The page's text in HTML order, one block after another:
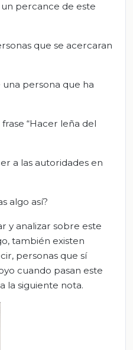
percance de este
que se acercaran
una persona que ha
“Hacer leña del
a las autoridades en
algo así?
y analizar sobre este
también existen
personas que sí
cuando pasan este
la siguiente nota.